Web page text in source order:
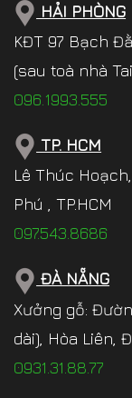
HẢI PHÒNG
KĐT 97 Bạch
(sau toà nhà
096.1993.555
TP. HCM
Lê Thúc
Phú , TP.HCM
097.543.8686
ĐÀ NẴNG
Xưởng gỗ:
dài), Hòa Liên,
0931.31.88.77